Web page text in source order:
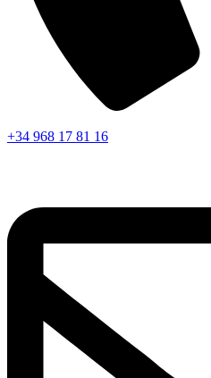
+34 968 17 81 16